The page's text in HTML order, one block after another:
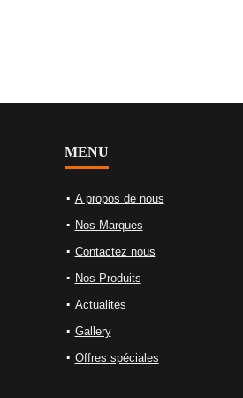
MENU
A propos de nous
Nos Marques
Contactez nous
Nos Produits
Actualites
Gallery
Offres spéciales